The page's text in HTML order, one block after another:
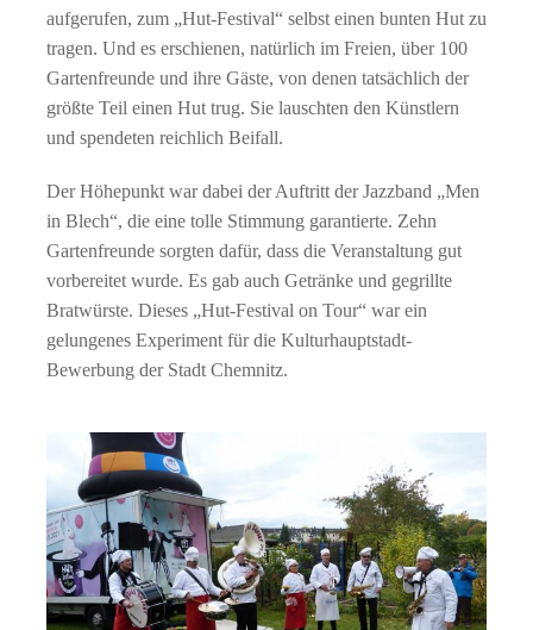
aufgerufen, zum „Hut-Festival“ selbst einen bunten Hut zu
tragen. Und es erschienen, natürlich im Freien, über 100
Gartenfreunde und ihre Gäste, von denen tatsächlich der
größte Teil einen Hut trug. Sie lauschten den Künstlern
und spendeten reichlich Beifall.
Der Höhepunkt war dabei der Auftritt der Jazzband „Men
in Blech“, die eine tolle Stimmung garantierte. Zehn
Gartenfreunde sorgten dafür, dass die Veranstaltung gut
vorbereitet wurde. Es gab auch Getränke und gegrillte
Bratwürste. Dieses „Hut-Festival on Tour“ war ein
gelungenes Experiment für die Kulturhauptstadt-
Bewerbung der Stadt Chemnitz.